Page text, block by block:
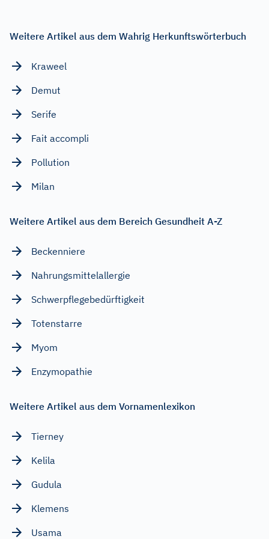
Weitere Artikel aus dem Wahrig Herkunftswörterbuch
Kraweel
Demut
Serife
Fait accompli
Pollution
Milan
Weitere Artikel aus dem Bereich Gesundheit A-Z
Beckenniere
Nahrungsmittelallergie
Schwerpflegebedürftigkeit
Totenstarre
Myom
Enzymopathie
Weitere Artikel aus dem Vornamenlexikon
Tierney
Kelila
Gudula
Klemens
Usama